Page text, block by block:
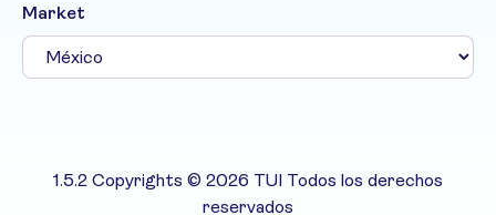
Market
1.5.2 Copyrights © 2026 TUI Todos los derechos
reservados